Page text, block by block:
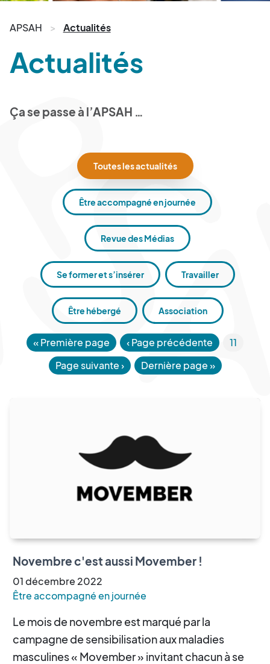
APSAH Actualités
Actualités
Ça se passe à l’APSAH …
Toutes les actualités
Être accompagné en journée
Revue des Médias
Se former et s’insérer Travailler
Être hébergé Association
«Première page ‹ Page précédente
11
Page suivante› Dernière page»
Novembre c'est aussi Movember !
01décembre 2022
Être accompagné en journée
Le mois de novembre est marqué par la
campagne de sensibilisation aux maladies
masculines « Movember » invitant chacun à se